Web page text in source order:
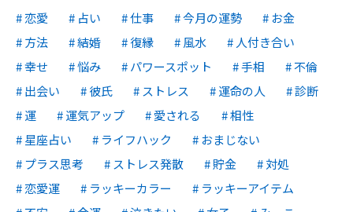
恋愛 占い 仕事 今月の運勢
お金
方法
結婚 復縁 風水
人付き合い
幸せ
悩み パワースポット 手相
不倫
出会い
彼氏 ストレス 運命の人
診断
運
運気アップ 愛される
相性
星座占い
ライフハック
おまじない
プラス思考
ストレス発散 貯金
対処
恋愛運
ラッキーカラー
ラッキーアイテム